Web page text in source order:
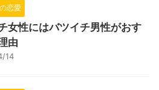
恋愛
女性にはバツイチ男性がおす
由
14